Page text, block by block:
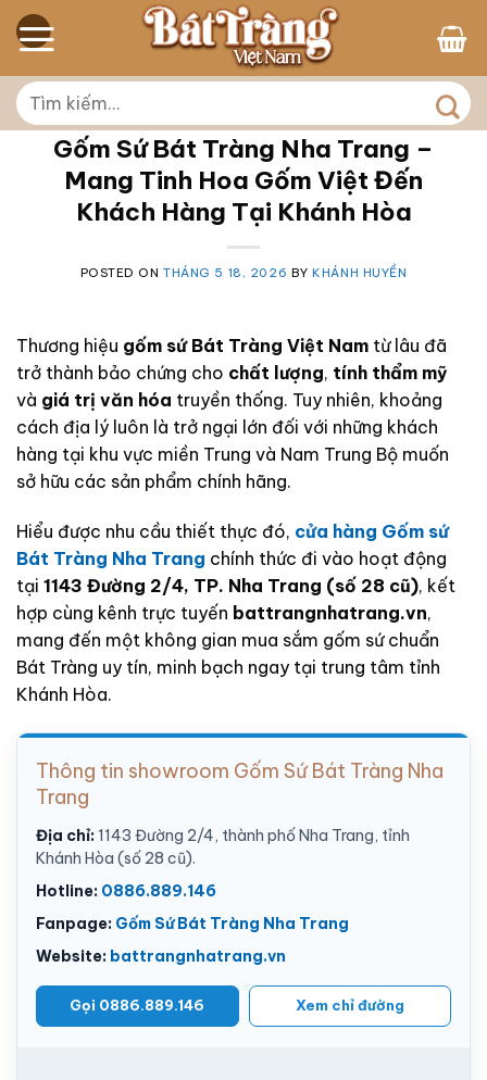
Skip
to
Tìm
kiếm:
Gốm Sứ Bát Tràng Nha Trang –
Mang Tinh Hoa Gốm Việt Đến
Khách Hàng Tại Khánh Hòa
POSTED ONTHÁNG 5 18, 2026 BYKHÁNH HUYỀN
Thương hiệu gốm sứ Bát Tràng Việt Nam từ lâu đã
trở thành bảo chứng cho chất lượng, tính thẩm mỹ
và giá trị văn hóa truyền thống. Tuy nhiên, khoảng
cách địa lý luôn là trở ngại lớn đối với những khách
hàng tại khu vực miền Trung và Nam Trung Bộ muốn
sở hữu các sản phẩm chính hãng.
Hiểu được nhu cầu thiết thực đó, cửa hàng Gốm sứ
Bát Tràng Nha Trang chính thức đi vào hoạt động
tại 1143 Đường 2/4, TP. Nha Trang (số 28 cũ), kết
hợp cùng kênh trực tuyến battrangnhatrang.vn,
mang đến một không gian mua sắm gốm sứ chuẩn
Bát Tràng uy tín, minh bạch ngay tại trung tâm tỉnh
Khánh Hòa.
Thông tin showroom Gốm Sứ Bát Tràng Nha
Trang
Địa chỉ: 1143 Đường 2/4, thành phố Nha Trang, tỉnh
Khánh Hòa (số 28 cũ).
Hotline: 0886.889.146
Fanpage: Gốm Sứ Bát Tràng Nha Trang
Website: battrangnhatrang.vn
Gọi 0886.889.146 Xem chỉ đường